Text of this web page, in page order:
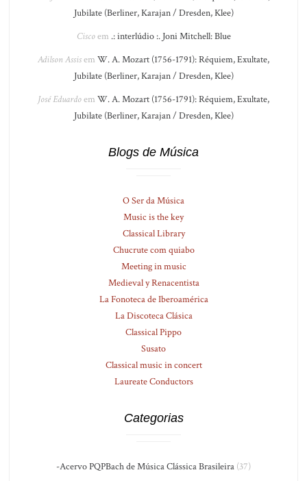
Jubilate (Berliner, Karajan / Dresden, Klee)
Ciscoem .: interlúdio :. Joni Mitchell: Blue
Adilson Assisem W. A. Mozart (1756-1791): Réquiem, Exultate,
Jubilate (Berliner, Karajan / Dresden, Klee)
José Eduardoem W. A. Mozart (1756-1791): Réquiem, Exultate,
Jubilate (Berliner, Karajan / Dresden, Klee)
Blogs de Música
O Ser da Música
Music is the key
Classical Library
Chucrute com quiabo
Meeting in music
Medieval y Renacentista
La Fonoteca de Iberoamérica
La Discoteca Clásica
Classical Pippo
Susato
Classical music in concert
Laureate Conductors
Categorias
-Acervo PQPBach de Música Clássica Brasileira (37)